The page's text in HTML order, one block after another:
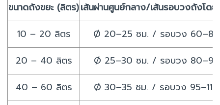
ขนาดถังขยะ (ลิตร)เส้นผ่านศูนย์กลาง/เส้นรอบวงถังโด
10 – 20 ลิตร
Ø 20–25 ซม. / รอบวง
20 – 40 ลิตร
Ø 25–30 ซม. / รอบวง
40 – 60 ลิตร
Ø 30–35 ซม. / รอบวง